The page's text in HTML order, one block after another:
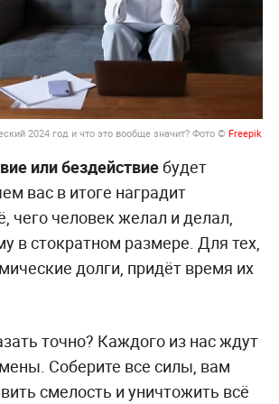
2024 год и что это вообще значит? Фото © Freepik
или бездействиебудет
вас в итоге наградит
чего человек желал и делал,
в стократном размере. Для тех,
долги, придёт время их
точно? Каждого из нас ждут
Соберите все силы, вам
смелость и уничтожить всё